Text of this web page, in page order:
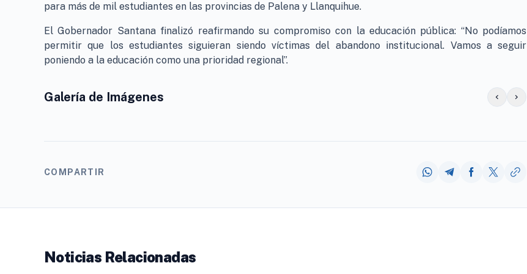
para más de mil estudiantes en las provincias de Palena y Llanquihue.
El Gobernador Santana finalizó reafirmando su compromiso con la educación pública: “No podíamos
permitir que los estudiantes siguieran siendo víctimas del abandono institucional. Vamos a seguir
poniendo a la educación como una prioridad regional”.
Galería de Imágenes chevron_left chevron_right
COMPARTIR
Noticias Relacionadas